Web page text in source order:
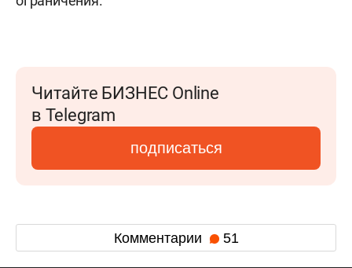
Читайте БИЗНЕС Online
в Telegram
подписаться
Комментарии 51